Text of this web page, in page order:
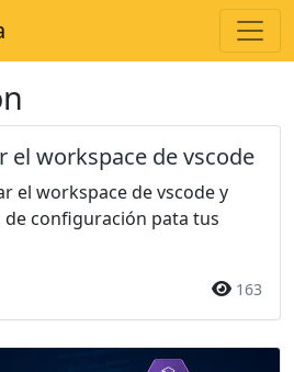
el workspace de vscode
el workspace de vscode y
configuración pata tus
163